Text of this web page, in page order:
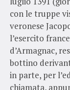
con le truppe
veronese
l’esercito
d’Armagnac,
bottino
in parte, per
chiamata,